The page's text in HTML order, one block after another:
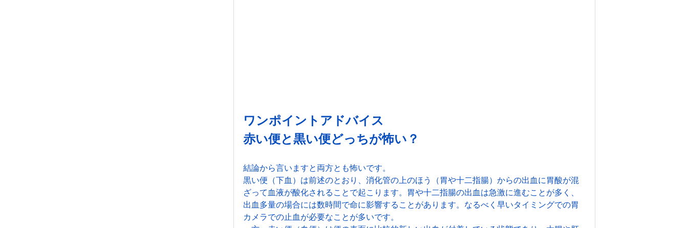
ワンポイントアドバイス
赤い便と黒い便どっちが怖い？
結論から言いますと両方とも怖いです。
黒い便（下血）は前述のとおり、消化管の上のほう（胃や十二指腸）からの出血に胃酸が混
ざって血液が酸化されることで起こります。胃や十二指腸の出血は急激に進むことが多く、
出血多量の場合には数時間で命に影響することがあります。なるべく早いタイミングでの胃
カメラでの止血が必要なことが多いです。